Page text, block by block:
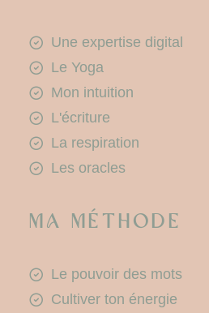
Une expertise digital
Le Yoga
Mon intuition
L'écriture
La respiration
Les oracles
Ma méthode
Le pouvoir des mots
Cultiver ton énergie